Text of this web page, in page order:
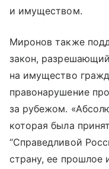
и имуществом.
Миронов также
закон,
на имущество
правонарушение
за рубежом.
которая была
“Справедливой
страну, ее прошлое